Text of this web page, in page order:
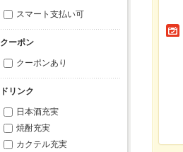
スマート支払い可
クーポン
クーポンあり
ドリンク
日本酒充実
焼酎充実
カクテル充実